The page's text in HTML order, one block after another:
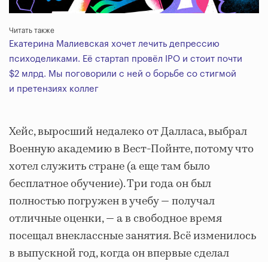
Читать также
Екатерина Малиевская хочет лечить депрессию
психоделиками. Её стартап провёл IPO и стоит почти
$2 млрд. Мы поговорили с ней о борьбе со стигмой
и претензиях коллег
Хейс, выросший недалеко от Далласа, выбрал
Военную академию в Вест-Пойнте, потому что
хотел служить стране (а еще там было
бесплатное обучение). Три года он был
полностью погружен в учебу — получал
отличные оценки, — а в свободное время
посещал внеклассные занятия. Всё изменилось
в выпускной год, когда он впервые сделал